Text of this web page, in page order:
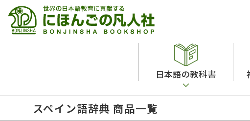
日本語の教科書
総合教科書
ビデオ・ＤＶＤ
日本語学習辞典
日本語教授法
スペイン語辞典 商品一覧